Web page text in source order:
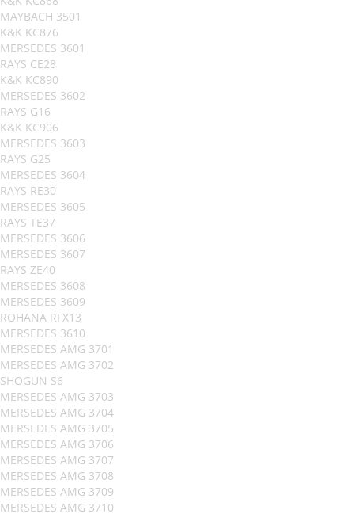
MAYBACH 3501
K&K KC876
MERSEDES 3601
RAYS CE28
K&K KC890
MERSEDES 3602
RAYS G16
K&K KC906
MERSEDES 3603
RAYS G25
MERSEDES 3604
RAYS RE30
MERSEDES 3605
RAYS TE37
MERSEDES 3606
MERSEDES 3607
RAYS ZE40
MERSEDES 3608
MERSEDES 3609
ROHANA RFX13
MERSEDES 3610
MERSEDES AMG 3701
MERSEDES AMG 3702
SHOGUN S6
MERSEDES AMG 3703
MERSEDES AMG 3704
MERSEDES AMG 3705
MERSEDES AMG 3706
MERSEDES AMG 3707
MERSEDES AMG 3708
MERSEDES AMG 3709
MERSEDES AMG 3710